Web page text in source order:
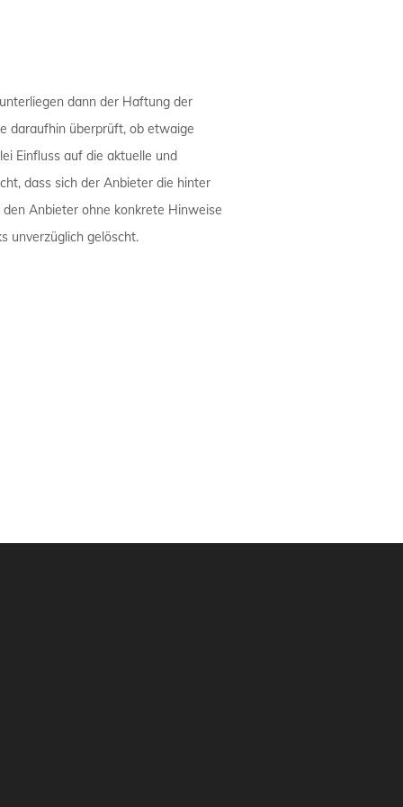
dann der Haftung der
daraufhin überprüft, ob etwaige
Einfluss auf die aktuelle und
dass sich der Anbieter die hinter
Anbieter ohne konkrete Hinweise
unverzüglich gelöscht.